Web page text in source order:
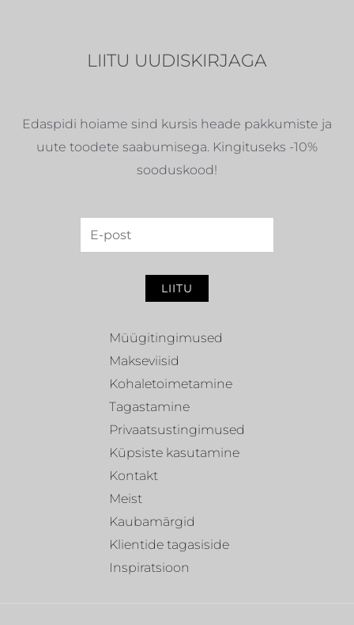
LIITU UUDISKIRJAGA
Edaspidi hoiame sind kursis heade pakkumiste ja
uute toodete saabumisega. Kingituseks -10%
sooduskood!
LIITU
Müügitingimused
Makseviisid
Kohaletoimetamine
Tagastamine
Privaatsustingimused
Küpsiste kasutamine
Kontakt
Meist
Kaubamärgid
Klientide tagasiside
Inspiratsioon